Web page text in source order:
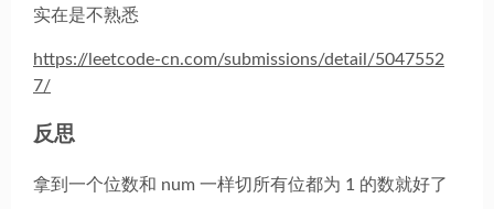
实在是不熟悉
https://leetcode-cn.com/submissions/detail/5047552
7/
反思
拿到一个位数和 num 一样切所有位都为 1 的数就好了